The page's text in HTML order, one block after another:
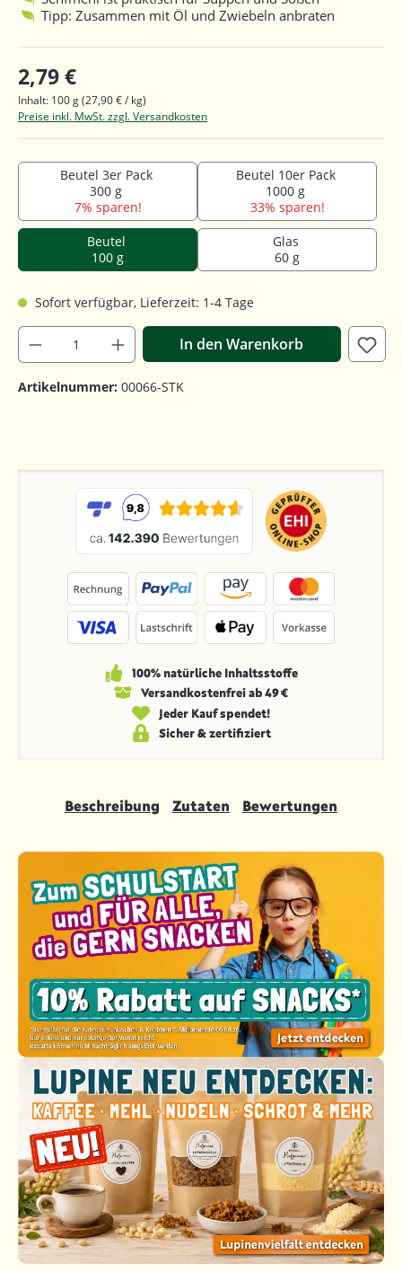
Tipp: Zusammen mit Öl und Zwiebeln anbraten
2,79 €
Inhalt: 100 g(27,90 € / kg)
Preise inkl. MwSt. zzgl. Versandkosten
Beutel 3er Pack
300 g
7% sparen!
Beutel 10er Pack
1000 g
33% sparen!
Beutel
100 g
Glas
60 g
Sofort verfügbar, Lieferzeit: 1-4 Tage
In den Warenkorb
Artikelnummer: 00066-STK
100% natürliche Inhaltsstoffe
Versandkosten­frei ab 49 €
Jeder Kauf spendet!
Sicher & zertifiziert
Beschreibung Zutaten Bewertungen